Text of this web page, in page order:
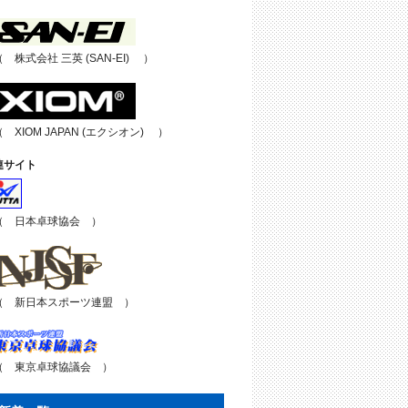
株式会社 三英 (SAN-EI) ）
XIOM JAPAN (エクシオン) ）
サイト
日本卓球協会 ）
新日本スポーツ連盟 ）
東京卓球協議会 ）